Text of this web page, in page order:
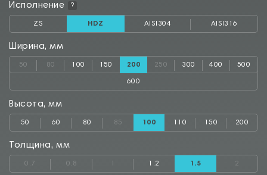
Исполнение ?
ZS HDZ AISI304 AISI316
Ширина, мм
50 80 100 150 200 250 300 400 500
600
Высота, мм
50 60 80 85 100 110 150 200
Толщина, мм
0.7 0.8 1.2 1.5 2